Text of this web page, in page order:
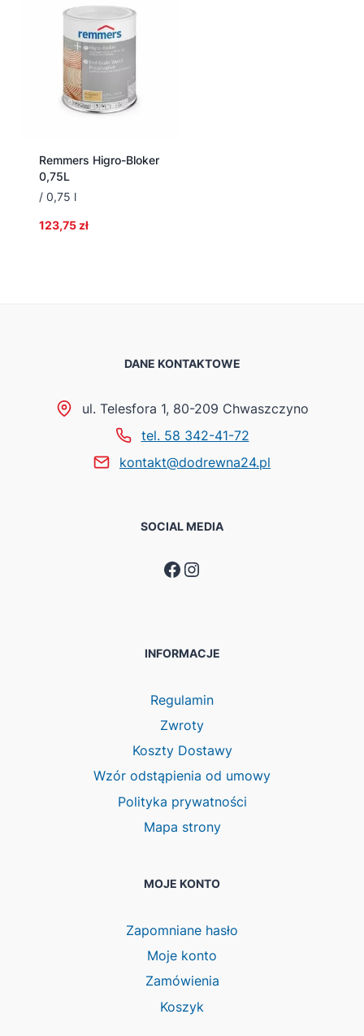
Remmers Higro-Bloker
0,75L
/ 0,75 l
123,75 zł
DANE KONTAKTOWE
ul. Telesfora 1, 80-209 Chwaszczyno
tel. 58 342-41-72
kontakt@dodrewna24.pl
SOCIAL MEDIA
Facebook
Instagram
INFORMACJE
Regulamin
Zwroty
Koszty Dostawy
Wzór odstąpienia od umowy
Polityka prywatności
Mapa strony
MOJE KONTO
Zapomniane hasło
Moje konto
Zamówienia
Koszyk